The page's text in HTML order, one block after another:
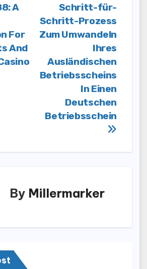
Schritt-für-
Schritt-Prozess
Zum Umwandeln
Ihres
Ausländischen
Betriebsscheins
In Einen
Deutschen
Betriebsschein
A
For
And
By Millermarker